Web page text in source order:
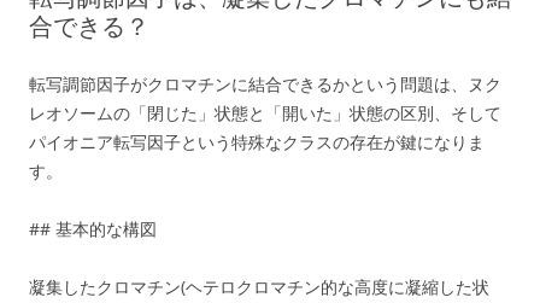
合できる？
転写調節因子がクロマチンに結合できるかという問題は、ヌク
レオソームの「閉じた」状態と「開いた」状態の区別、そして
パイオニア転写因子という特殊なクラスの存在が鍵になりま
す。
## 基本的な構図
凝集したクロマチン(ヘテロクロマチン的な高度に凝縮した状